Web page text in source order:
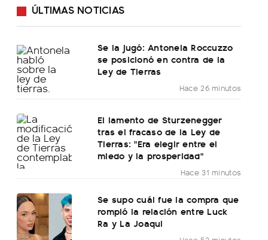
ÚLTIMAS NOTICIAS
Se la jugó: Antonela Roccuzzo
se posicionó en contra de la
Ley de Tierras
Hace 26 minutos
El lamento de Sturzenegger
tras el fracaso de la Ley de
Tierras: "Era elegir entre el
miedo y la prosperidad"
Hace 31 minutos
Se supo cuál fue la compra que
rompió la relación entre Luck
Ra y La Joaqui